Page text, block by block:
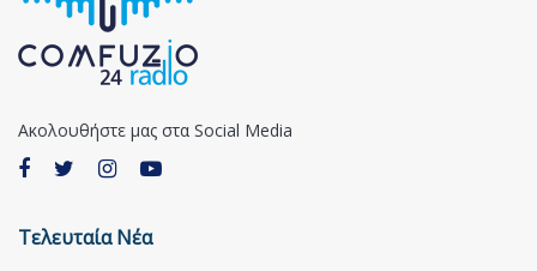
Ακολουθήστε μας στα Social Media
Τελευταία Νέα